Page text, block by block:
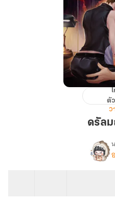
มณีราค
ตั
ว
ดรัล